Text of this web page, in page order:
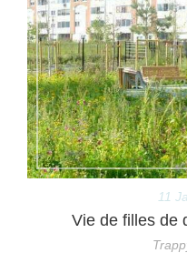
11
Vie de filles de